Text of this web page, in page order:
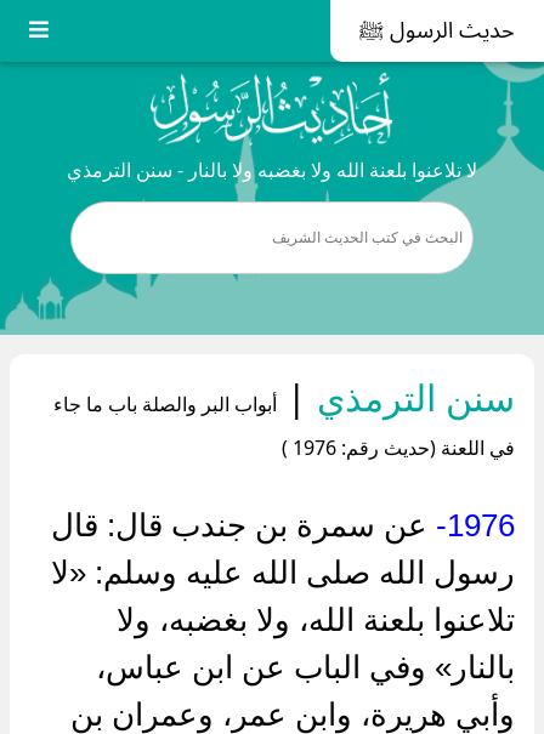
حديث الرسول ﷺ
لا تلاعنوا بلعنة الله ولا بغضبه ولا بالنار - سنن الترمذي
سنن الترمذي |
أبواب البر والصلة باب ما جاء
في اللعنة (حديث رقم: 1976 )
1976-
عن سمرة بن جندب قال: قال
رسول الله صلى الله عليه وسلم: «لا
تلاعنوا بلعنة الله، ولا بغضبه، ولا
بالنار» وفي الباب عن ابن عباس،
وأبي هريرة، وابن عمر، وعمران بن